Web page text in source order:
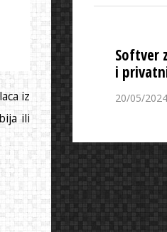
iz
ili
Softver
i
20/05/2024